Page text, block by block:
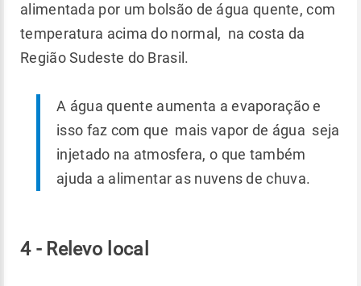
alimentada por um bolsão de água quente, com
temperatura acima do normal, na costa da
Região Sudeste do Brasil.
A água quente aumenta a evaporação e
isso faz com que mais vapor de água seja
injetado na atmosfera, o que também
ajuda a alimentar as nuvens de chuva.
4 - Relevo local